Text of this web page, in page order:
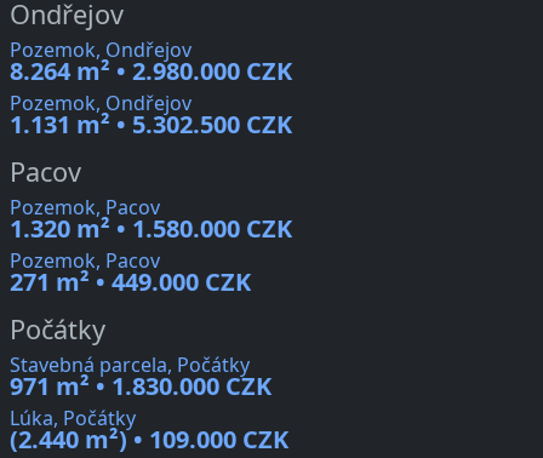
Ondřejov
Pozemok, Ondřejov
8.264 m² • 2.980.000 CZK
Pozemok, Ondřejov
1.131 m² • 5.302.500 CZK
Pacov
Pozemok, Pacov
1.320 m² • 1.580.000 CZK
Pozemok, Pacov
271 m² • 449.000 CZK
Počátky
Stavebná parcela, Počátky
971 m² • 1.830.000 CZK
Lúka, Počátky
(2.440 m²) • 109.000 CZK